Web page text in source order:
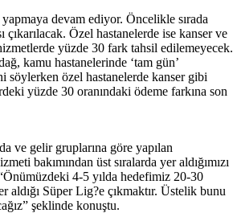
devam ediyor. Öncelikle sırada
çıkarılacak. Özel hastanelerde ise kanser ve
yüzde 30 fark tahsil edilemeyecek.
kamu hastanelerinde ‘tam gün’
söylerken özel hastanelerde kanser gibi
yüzde 30 oranındaki ödeme farkına son
ve gelir gruplarına göre yapılan
bakımından üst sıralarda yer aldığımızı
4-5 yılda hedefimiz 20-30
aldığı Süper Lig?e çıkmaktır. Üstelik bunu
şeklinde konuştu.